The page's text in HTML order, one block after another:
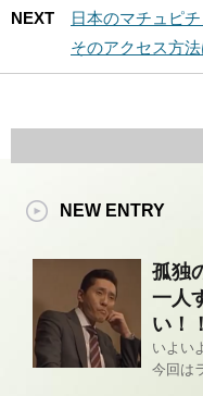
NEXT
日本のマチュピ
そのアクセス方法
NEW ENTRY
孤独
一人
い！！
いよい
今回は